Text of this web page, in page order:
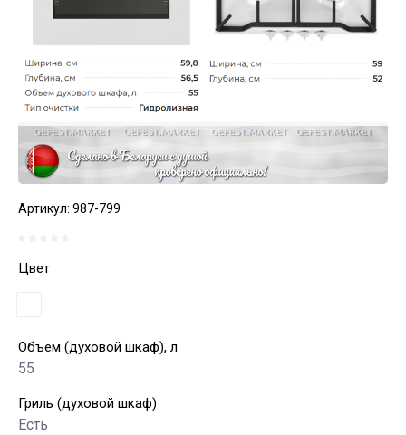
Артикул: 987-799
Цвет
Объем (духовой шкаф), л
55
Гриль (духовой шкаф)
Есть